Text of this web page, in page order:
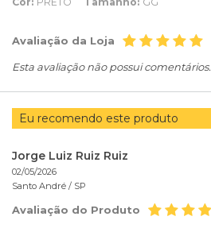
Avaliação da Loja
Esta avaliação não possui comentários.
Eu recomendo este produto
Jorge Luiz Ruiz Ruiz
02/05/2026
Santo André / SP
Avaliação do Produto